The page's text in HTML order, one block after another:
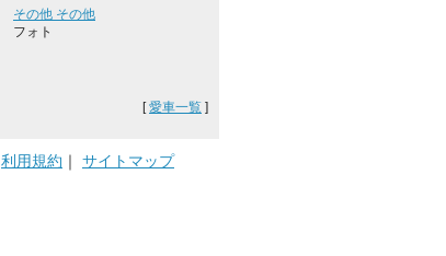
その他 その他
フォト
[愛車一覧 ]
利用規約 ｜ サイトマップ